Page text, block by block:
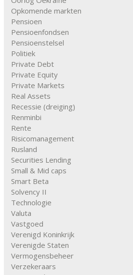
Opkomende markten
Pensioen
Pensioenfondsen
Pensioenstelsel
Politiek
Private Debt
Private Equity
Private Markets
Real Assets
Recessie (dreiging)
Renminbi
Rente
Risicomanagement
Rusland
Securities Lending
Small & Mid caps
Smart Beta
Solvency II
Technologie
Valuta
Vastgoed
Verenigd Koninkrijk
Verenigde Staten
Vermogensbeheer
Verzekeraars